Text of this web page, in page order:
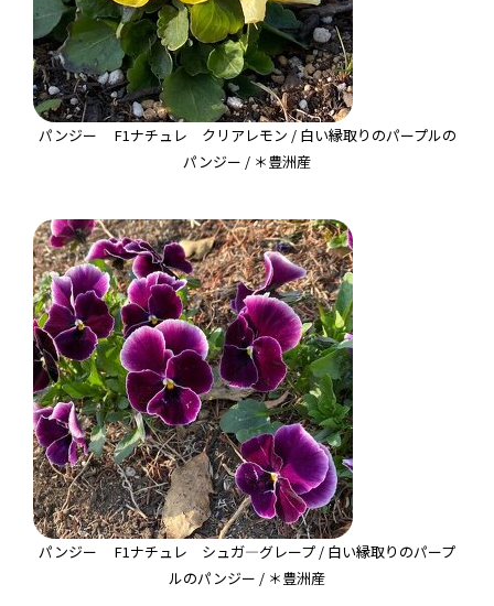
パンジー F1ナチュレ クリアレモン / 白い縁取りのパープルの
パンジー / ＊豊洲産
パンジー F1ナチュレ シュガ―グレープ / 白い縁取りのパープ
ルのパンジー / ＊豊洲産